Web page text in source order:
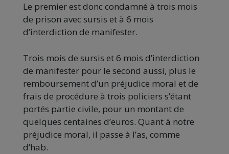
Le premier est donc condamné à trois mois
de prison avec sursis et à 6 mois
d’interdiction de manifester.
Trois mois de sursis et 6 mois d’interdiction
de manifester pour le second aussi, plus le
remboursement d’un préjudice moral et de
frais de procédure à trois policiers s’étant
portés partie civile, pour un montant de
quelques centaines d’euros. Quant à notre
préjudice moral, il passe à l’as, comme
d’hab.